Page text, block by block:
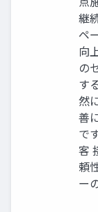
継
ペ
向
の
す
然
善
で
客
頼
ー